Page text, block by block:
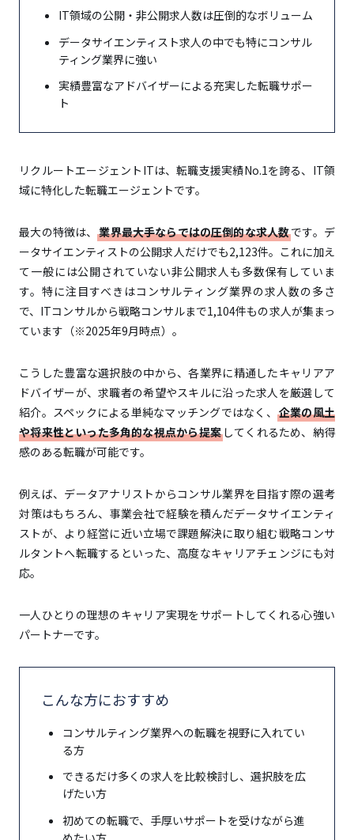
IT領域の公開・非公開求人数は圧倒的なボリューム
データサイエンティスト求人の中でも特にコンサル
ティング業界に強い
実績豊富なアドバイザーによる充実した転職サポー
ト
リクルートエージェントITは、転職支援実績No.1を誇る、IT領
域に特化した転職エージェントです。
最大の特徴は、業界最大手ならではの圧倒的な求人数です。デ
ータサイエンティストの公開求人だけでも2,123件。これに加え
て一般には公開されていない非公開求人も多数保有していま
す。特に注目すべきはコンサルティング業界の求人数の多さ
で、ITコンサルから戦略コンサルまで1,104件もの求人が集まっ
ています（※2025年9月時点）。
こうした豊富な選択肢の中から、各業界に精通したキャリアア
ドバイザーが、求職者の希望やスキルに沿った求人を厳選して
紹介。スペックによる単純なマッチングではなく、 企業の風土
や将来性といった多角的な視点から提案してくれるため、納得
感のある転職が可能です。
例えば、データアナリストからコンサル業界を目指す際の選考
対策はもちろん、事業会社で経験を積んだデータサイエンティ
ストが、より経営に近い立場で課題解決に取り組む戦略コンサ
ルタントへ転職するといった、高度なキャリアチェンジにも対
応。
一人ひとりの理想のキャリア実現をサポートしてくれる心強い
パートナーです。
こんな方におすすめ
コンサルティング業界への転職を視野に入れてい
る方
できるだけ多くの求人を比較検討し、選択肢を広
げたい方
初めての転職で、手厚いサポートを受けながら進